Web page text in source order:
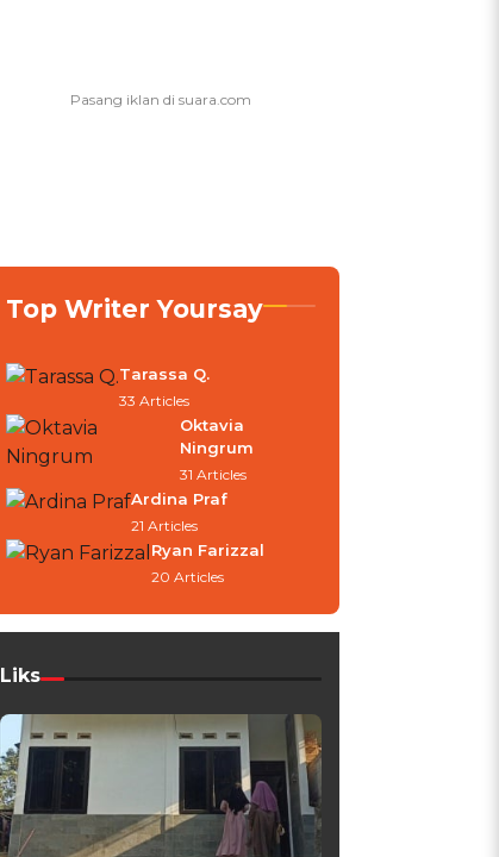
Top Writer Yoursay
Tarassa Q.
33 Articles
Oktavia
Ningrum
31 Articles
Ardina Praf
21 Articles
Ryan Farizzal
20 Articles
Liks